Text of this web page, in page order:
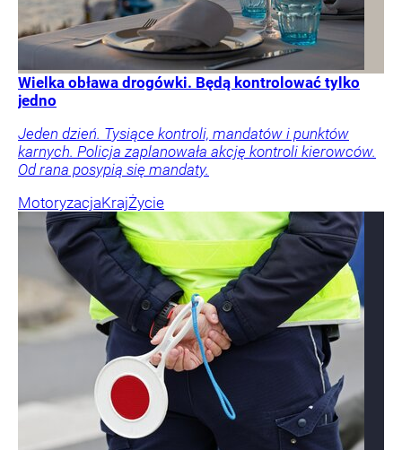
Wielka obława drogówki. Będą kontrolować tylko
jedno
Jeden dzień. Tysiące kontroli, mandatów i punktów
karnych. Policja zaplanowała akcję kontroli kierowców.
Od rana posypią się mandaty.
MotoryzacjaKrajŻycie